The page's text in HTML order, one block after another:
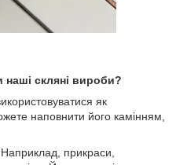
скляні вироби?
як
наповнити його камінням,
Наприклад, прикраси,